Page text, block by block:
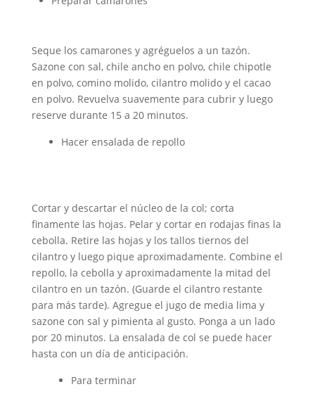
Seque los camarones y agréguelos a un tazón.
Sazone con sal, chile ancho en polvo, chile chipotle
en polvo, comino molido, cilantro molido y el cacao
en polvo. Revuelva suavemente para cubrir y luego
reserve durante 15 a 20 minutos.
Hacer ensalada de repollo
Cortar y descartar el núcleo de la col; corta
finamente las hojas. Pelar y cortar en rodajas finas la
cebolla. Retire las hojas y los tallos tiernos del
cilantro y luego pique aproximadamente. Combine el
repollo, la cebolla y aproximadamente la mitad del
cilantro en un tazón. (Guarde el cilantro restante
para más tarde). Agregue el jugo de media lima y
sazone con sal y pimienta al gusto. Ponga a un lado
por 20 minutos. La ensalada de col se puede hacer
hasta con un día de anticipación.
Para terminar